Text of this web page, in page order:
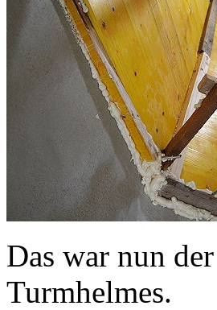
Das war nun
Turmhelmes.